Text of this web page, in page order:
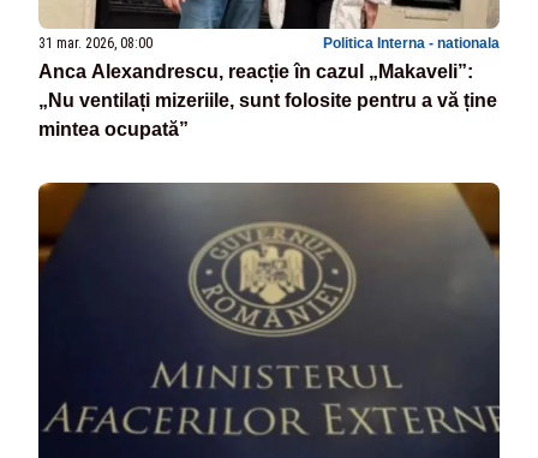
31 mar. 2026, 08:00 Politica Interna - nationala
Anca Alexandrescu, reacție în cazul „Makaveli”:
„Nu ventilați mizeriile, sunt folosite pentru a vă ține
mintea ocupată”